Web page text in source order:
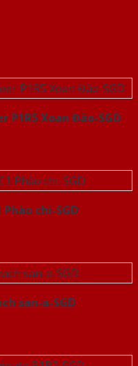
P1R5 Xoan Đào-SGD
Phào chi-SGD
san-a-SGD